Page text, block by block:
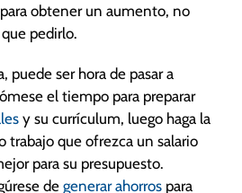
obtener un aumento, no
pedirlo.
puede ser hora de pasar a
el tiempo para preparar
y su currículum, luego haga la
trabajo que ofrezca un salario
para su presupuesto.
de generar ahorros para